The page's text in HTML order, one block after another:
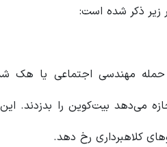
زیر ذکر شده است:
حمله مهندسی اجتماعی یا هک
می‌دهد بیت‌کوین را بدزدند.
کلاهبرداری رخ دهد.